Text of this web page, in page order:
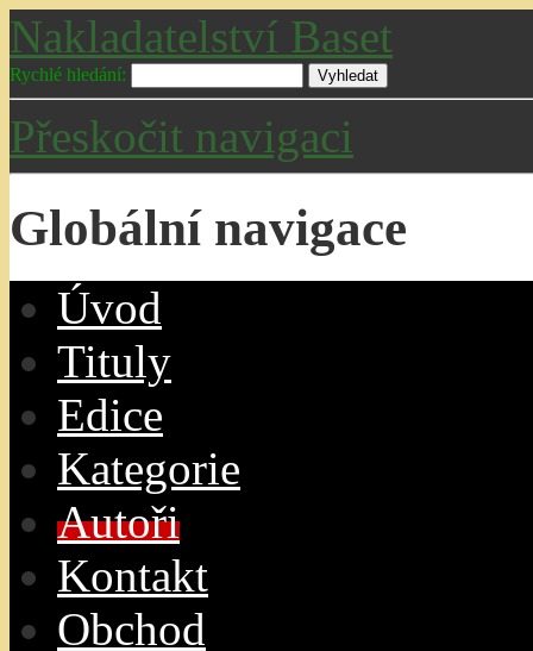
Nakladatelství Baset
Rychlé hledání:
Přeskočit navigaci
Globální navigace
Úvod
Tituly
Edice
Kategorie
Autoři
Kontakt
Obchod